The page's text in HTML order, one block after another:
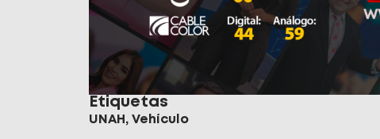
Etiquetas
UNAH , Vehículo